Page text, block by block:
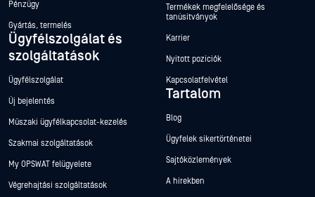
Pénzügy
Gyártás, termelés
Ügyfélszolgálat és
szolgáltatások
Ügyfélszolgálat
Új bejelentés
Műszaki ügyfélkapcsolat-kezelés
Szakmai szolgáltatások
My OPSWAT felügyelete
Végrehajtási szolgáltatások
Termékek megfelelősége és
tanúsítványok
Karrier
Nyitott pozíciók
Kapcsolatfelvétel
Tartalom
Blog
Ügyfelek sikertörténetei
Sajtóközlemények
A hírekben